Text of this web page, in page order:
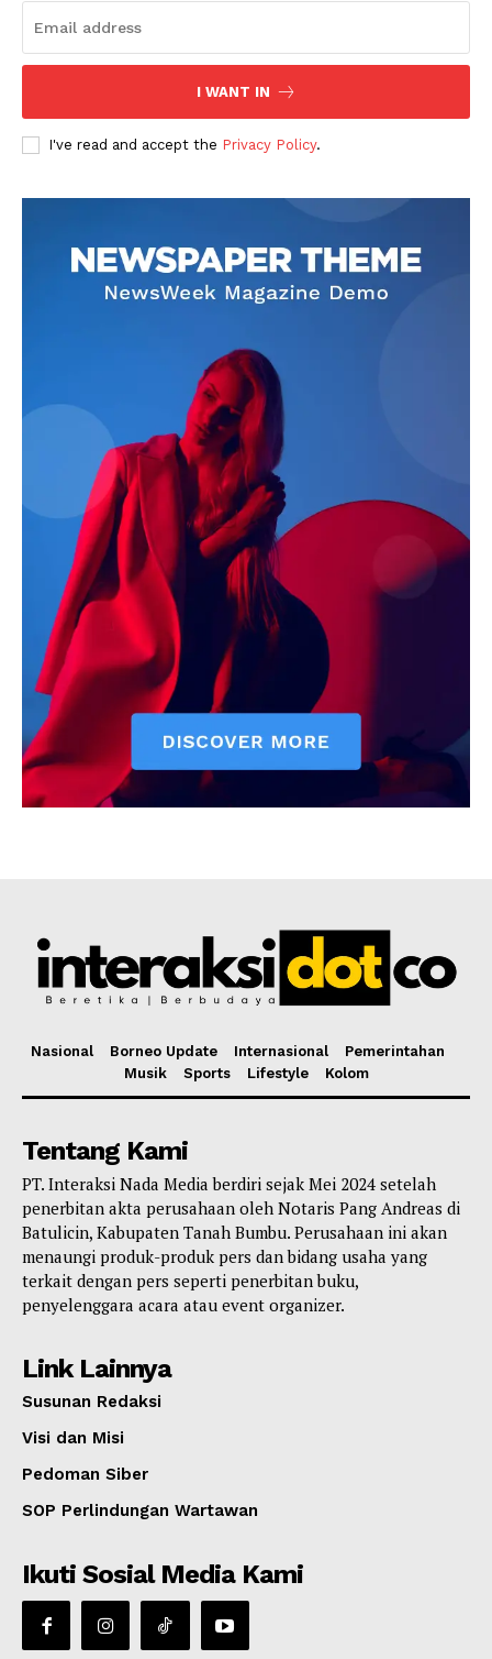
I WANT IN
I've read and accept the Privacy Policy.
Nasional Borneo Update Internasional
Pemerintahan
Musik
Sports Lifestyle Kolom
Tentang Kami
PT. Interaksi Nada Media berdiri sejak Mei 2024 setelah
penerbitan akta perusahaan oleh Notaris Pang Andreas di
Batulicin, Kabupaten Tanah Bumbu. Perusahaan ini akan
menaungi produk-produk pers dan bidang usaha yang
terkait dengan pers seperti penerbitan buku,
penyelenggara acara atau event organizer.
Link Lainnya
Susunan Redaksi
Visi dan Misi
Pedoman Siber
SOP Perlindungan Wartawan
Ikuti Sosial Media Kami